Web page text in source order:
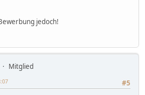
jedoch!
Mitglied
#5